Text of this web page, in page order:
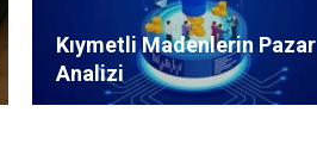
Kıymetli Madenlerin Pazar
Analizi